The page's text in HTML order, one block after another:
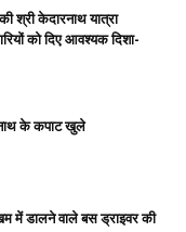
श्री केदारनाथ यात्रा
को दिए आवश्यक दिशा-
के कपाट खुले
में डालने वाले बस ड्राइवर की